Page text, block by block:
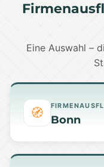
Eine Auswahl –
🧭 Bonn